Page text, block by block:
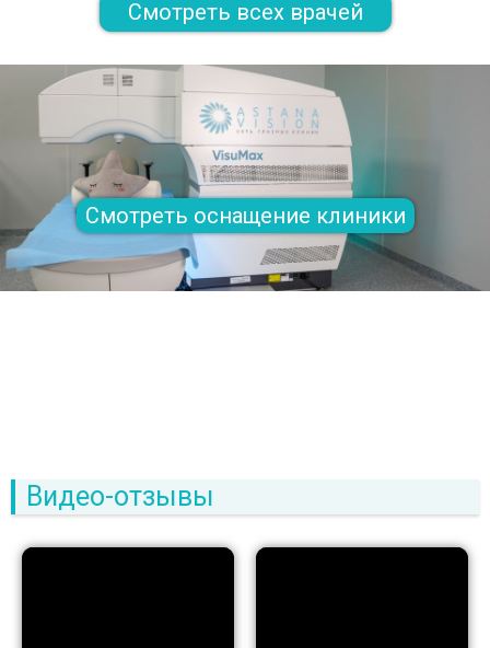
Смотреть всех врачей
Смотреть оснащение клиники
Видео-отзывы